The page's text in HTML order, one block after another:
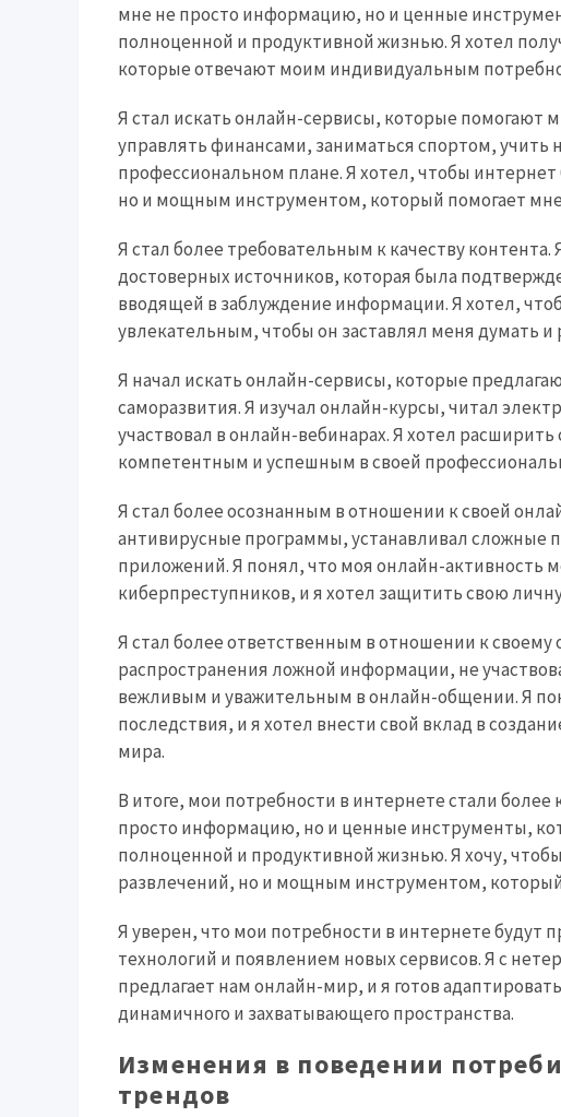
мне не просто информацию, но и ценные
полноценной и продуктивной жизнью. Я хотел
которые отвечают моим индивидуальным
Я стал искать онлайн-сервисы, которые помогают
управлять финансами, заниматься спортом, учить
профессиональном плане. Я хотел, чтобы
но и мощным инструментом, который помогает мне
Я стал более требовательным к качеству
достоверных источников, которая была
вводящей в заблуждение информации. Я хотел,
увлекательным, чтобы он заставлял меня думать и
Я начал искать онлайн-сервисы, которые
саморазвития. Я изучал онлайн-курсы, читал
участвовал в онлайн-вебинарах. Я хотел
компетентным и успешным в своей
Я стал более осознанным в отношении к своей
антивирусные программы, устанавливал сложные
приложений. Я понял, что моя онлайн-активность
киберпреступников, и я хотел защитить свою
Я стал более ответственным в отношении к своему
распространения ложной информации, не
вежливым и уважительным в онлайн-общении. Я
последствия, и я хотел внести свой вклад в
мира.
В итоге, мои потребности в интернете стали
просто информацию, но и ценные инструменты,
полноценной и продуктивной жизнью. Я хочу,
развлечений, но и мощным инструментом,
Я уверен, что мои потребности в интернете будут
технологий и появлением новых сервисов. Я с
предлагает нам онлайн-мир, и я готов
динамичного и захватывающего пространства.
Изменения в поведении
трендов